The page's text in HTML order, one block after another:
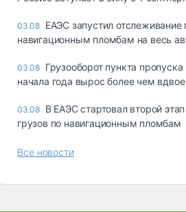
03.08 ЕАЭС запустил отслеживание
навигационным пломбам на весь
03.08 Грузооборот пункта
начала года вырос более чем вдвое
03.08 В ЕАЭС стартовал второй
грузов по навигационным пломбам
Все новости